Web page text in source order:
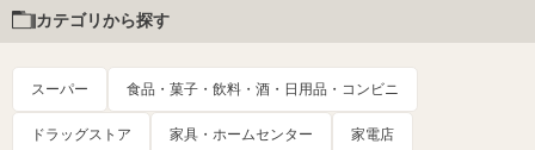
カテゴリから探す
スーパー 食品・菓子・飲料・酒・日用品・コンビニ
ドラッグストア 家具・ホームセンター 家電店